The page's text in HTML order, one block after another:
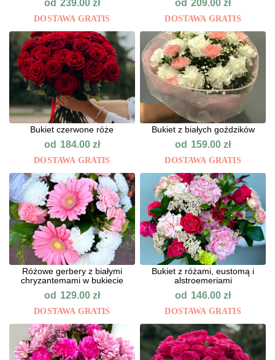
od 239.00 zł
DOSTAWA GRATIS
od 209.00zł
DOSTAWA GRATIS
Bukiet czerwone róże
od 184.00 zł
DOSTAWA GRATIS
Bukiet z białych goździków
od 159.00zł
DOSTAWA GRATIS
Różowe gerbery z białymi
chryzantemami w bukiecie
od 129.00 zł
DOSTAWA GRATIS
Bukiet z różami, eustomą i
alstroemeriami
od 146.00zł
DOSTAWA GRATIS